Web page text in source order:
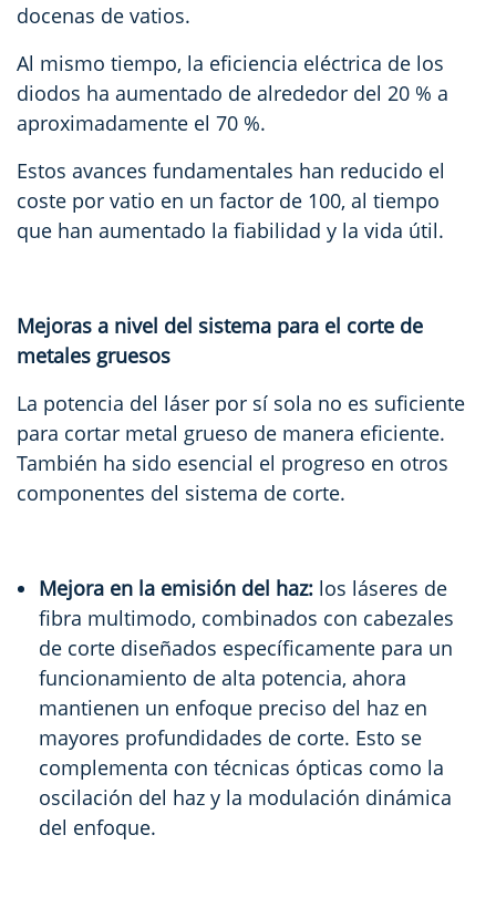
docenas de vatios.
Al mismo tiempo, la eficiencia eléctrica de los
diodos ha aumentado de alrededor del 20 % a
aproximadamente el 70 %.
Estos avances fundamentales han reducido el
coste por vatio en un factor de 100, al tiempo
que han aumentado la fiabilidad y la vida útil.
Mejoras a nivel del sistema para el corte de
metales gruesos
La potencia del láser por sí sola no es suficiente
para cortar metal grueso de manera eficiente.
También ha sido esencial el progreso en otros
componentes del sistema de corte.
Mejora en la emisión del haz: los láseres de
fibra multimodo, combinados con cabezales
de corte diseñados específicamente para un
funcionamiento de alta potencia, ahora
mantienen un enfoque preciso del haz en
mayores profundidades de corte. Esto se
complementa con técnicas ópticas como la
oscilación del haz y la modulación dinámica
del enfoque.